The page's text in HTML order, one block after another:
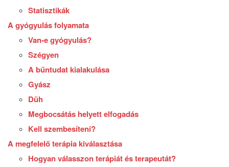
Statisztikák
A gyógyulás folyamata
Van-e gyógyulás?
Szégyen
A bűntudat kialakulása
Gyász
Düh
Megbocsátás helyett elfogadás
Kell szembesíteni?
A megfelelő terápia kiválasztása
Hogyan válasszon terápiát és terapeutát?